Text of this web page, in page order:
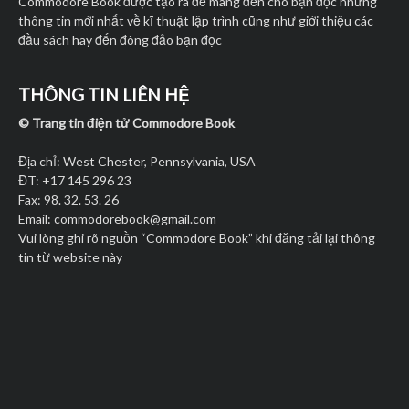
thông tin mới nhất về kĩ thuật lập trình cũng như giới thiệu các
đầu sách hay đến đông đảo bạn đọc
THÔNG TIN LIÊN HỆ
© Trang tin điện tử Commodore Book
Địa chỉ: West Chester, Pennsylvania, USA
ĐT: +17 145 296 23
Fax: 98. 32. 53. 26
Email: commodorebook@gmail.com
Vui lòng ghi rõ nguồn “Commodore Book” khi đăng tải lại thông
tin từ website này